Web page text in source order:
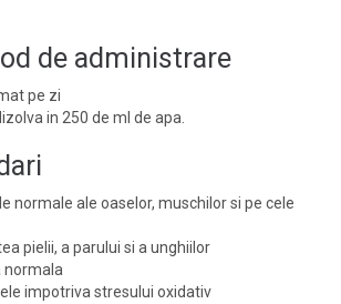
de administrare
pe zi
in 250 de ml de apa.
normale ale oaselor, muschilor si pe cele
pielii, a parului si a unghiilor
normala
impotriva stresului oxidativ